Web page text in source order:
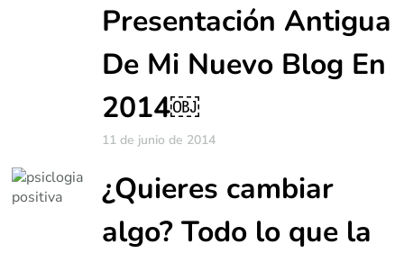
Presentación Antigua
De Mi Nuevo Blog En
2014￼
11 de junio de 2014
¿Quieres cambiar
algo? Todo lo que la